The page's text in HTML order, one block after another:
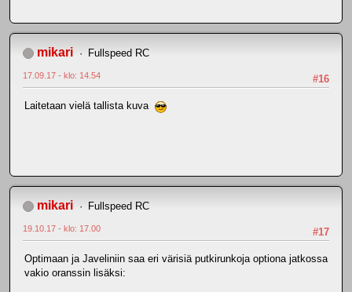
mikari Fullspeed RC
#16
17.09.17 - klo: 14.54
Laitetaan vielä tallista kuva
mikari Fullspeed RC
#17
19.10.17 - klo: 17.00
Optimaan ja Javeliniin saa eri värisiä putkirunkoja optiona jatkossa
vakio oranssin lisäksi: